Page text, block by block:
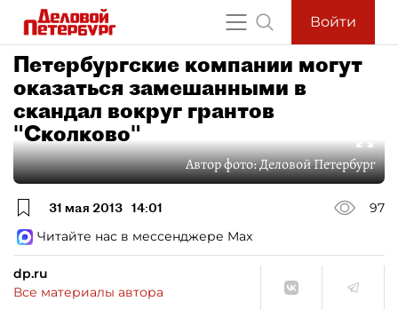
Войти
Петербургские компании могут
оказаться замешанными в
скандал вокруг грантов
"Сколково"
Автор фото:Деловой Петербург
31 мая 2013 14:01
97
Читайте нас в мессенджере Max
dp.ru
Все материалы автора